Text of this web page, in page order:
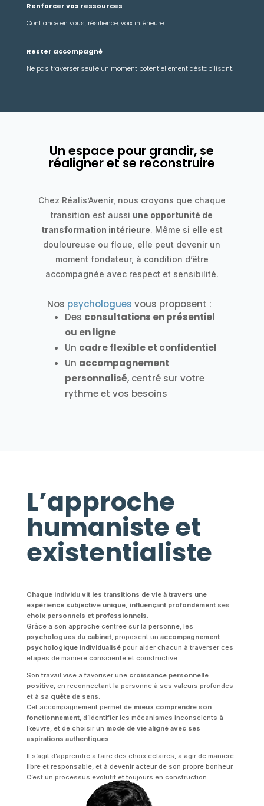
Renforcer vos ressources
Confiance en vous, résilience, voix intérieure.
Rester accompagné
Ne pas traverser seul·e un moment potentiellement déstabilisant.
Un espace pour grandir, se
réaligner et se reconstruire
Chez Réalis’Avenir, nous croyons que chaque
transition est aussi une opportunité de
transformation intérieure. Même si elle est
douloureuse ou floue, elle peut devenir un
moment fondateur, à condition d’être
accompagnée avec respect et sensibilité.
Nos psychologues vous proposent :
Des consultations en présentiel
ou en ligne
Un cadre flexible et confidentiel
Un accompagnement
personnalisé, centré sur votre
rythme et vos besoins
L’approche
humaniste et
existentialiste
Chaque individu vit les transitions de vie à travers une
expérience subjective unique, influençant profondément ses
choix personnels et professionnels.
Grâce à son approche centrée sur la personne, les
psychologues du cabinet, proposent un accompagnement
psychologique individualisépour aider chacun à traverser ces
étapes de manière consciente et constructive.
Son travail vise à favoriser une croissance personnelle
positive, en reconnectant la personne à ses valeurs profondes
et à sa quête de sens.
Cet accompagnement permet de mieux comprendre son
fonctionnement, d’identifier les mécanismes inconscients à
l’œuvre, et de choisir un mode de vie aligné avec ses
aspirations authentiques.
Il s’agit d’apprendre à faire des choix éclairés, à agir de manière
libre et responsable, et à devenir acteur de son propre bonheur.
C’est un processus évolutif et toujours en construction.